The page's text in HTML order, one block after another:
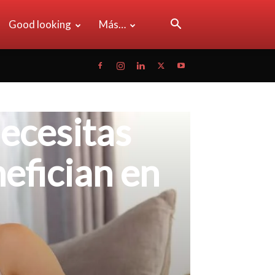
Good looking Más…
en